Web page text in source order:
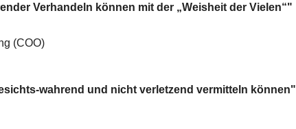
Verhandeln können mit der „Weisheit der Vielen“"
(COO)
wahrend und nicht verletzend vermitteln können"